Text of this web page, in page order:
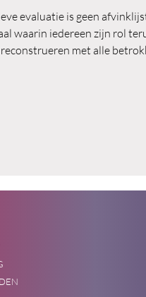
evaluatie is geen
waarin iedereen zijn rol
met alle